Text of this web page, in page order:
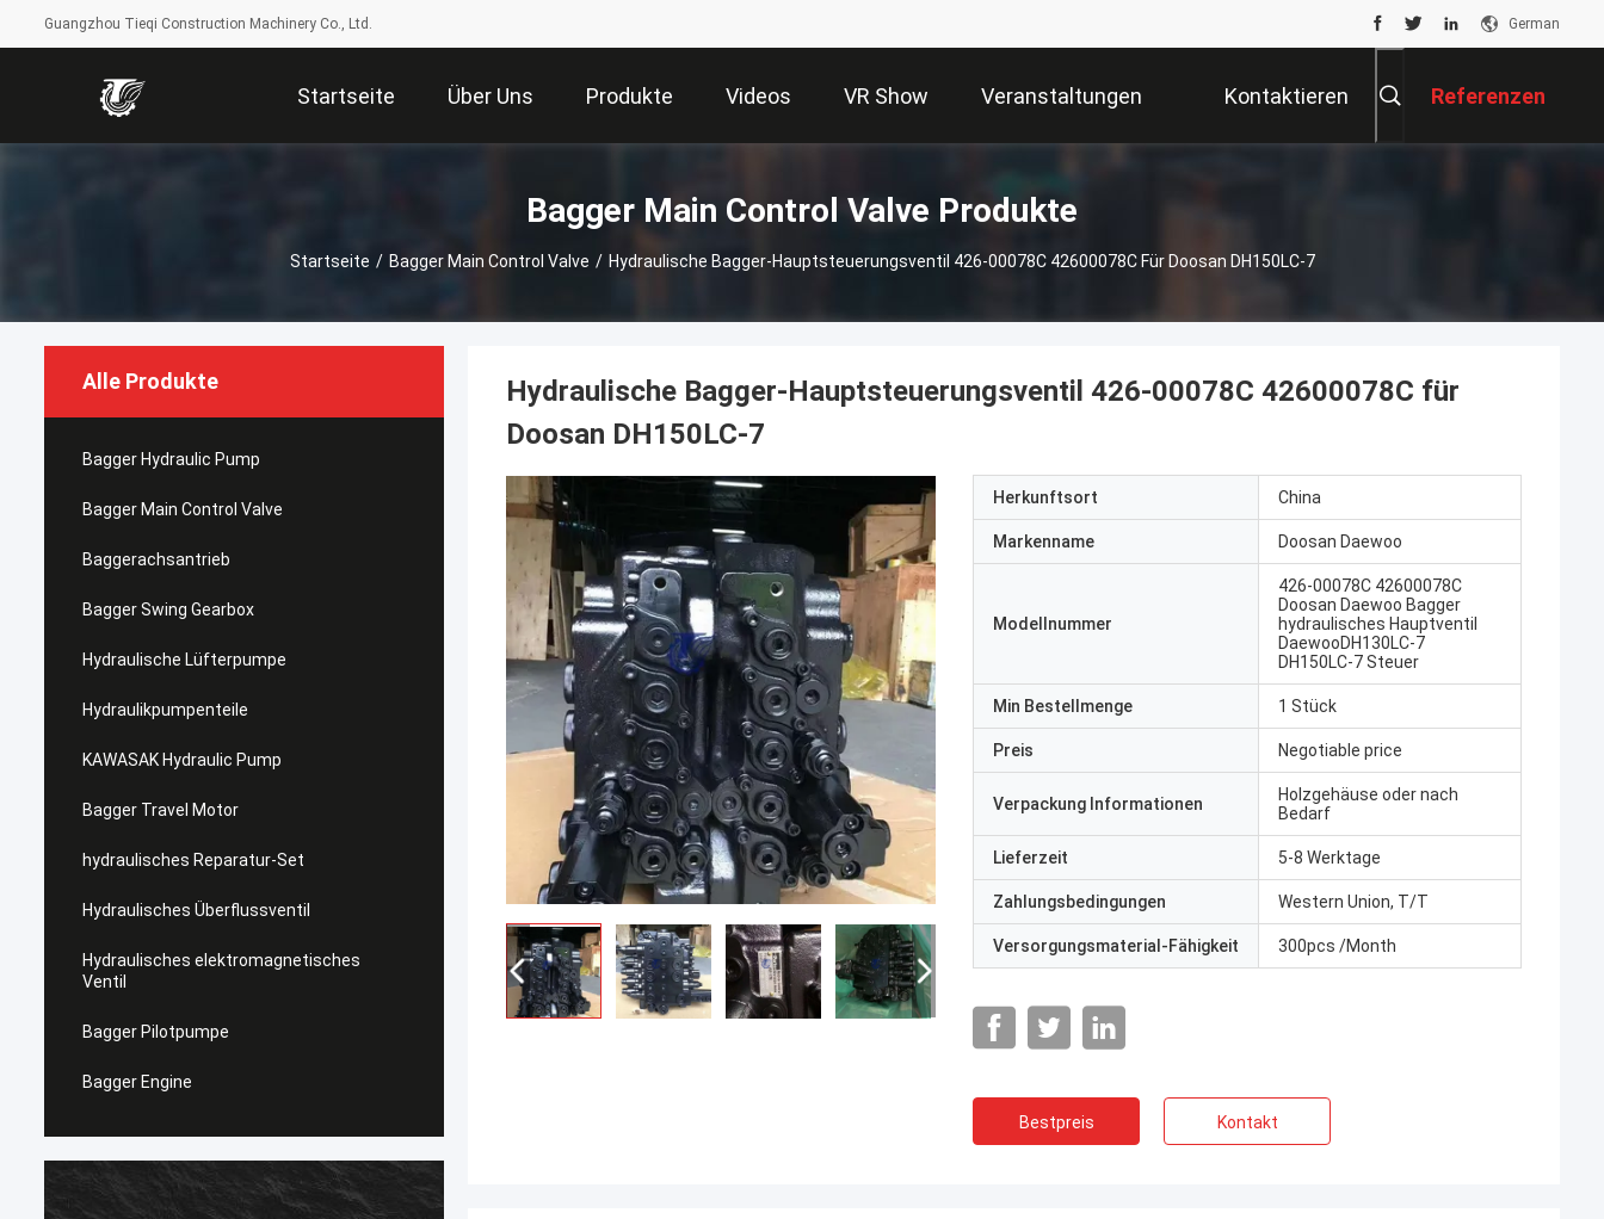
Guangzhou Tieqi Construction Machinery Co., Ltd. German
Startseite Über Uns Produkte Videos VR Show Veranstaltungen Kontaktieren Referenzen
Bagger Main Control Valve Produkte
Startseite / Bagger Main Control Valve / Hydraulische Bagger-Hauptsteuerungsventil 426-00078C 42600078C Für Doosan DH150LC-7
Alle Produkte
Bagger Hydraulic Pump
Bagger Main Control Valve
Baggerachsantrieb
Bagger Swing Gearbox
Hydraulische Lüfterpumpe
Hydraulikpumpenteile
KAWASAK Hydraulic Pump
Bagger Travel Motor
hydraulisches Reparatur-Set
Hydraulisches Überflussventil
Hydraulisches elektromagnetisches
Ventil
Bagger Pilotpumpe
Bagger Engine
Hydraulische Bagger-Hauptsteuerungsventil 426-00078C 42600078C für
Doosan DH150LC-7
Herkunftsort China
Markenname Doosan Daewoo
Modellnummer
426-00078C 42600078C
Doosan Daewoo Bagger
hydraulisches Hauptventil
DaewooDH130LC-7
DH150LC-7 Steuer
Min Bestellmenge 1 Stück
Preis Negotiable price
Verpackung Informationen
Holzgehäuse oder nach
Bedarf
Lieferzeit 5-8 Werktage
Zahlungsbedingungen Western Union, T/T
Versorgungsmaterial-Fähigkeit 300pcs /Month
Bestpreis Kontakt